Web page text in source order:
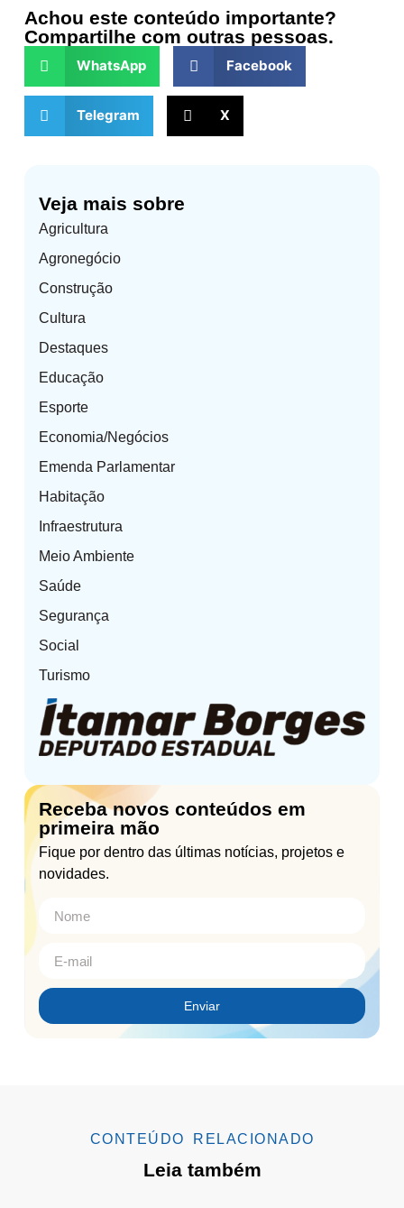
Veja mais sobre
Agricultura
Agronegócio
Construção
Cultura
Destaques
Educação
Esporte
Economia/Negócios
Emenda Parlamentar
Habitação
Infraestrutura
Meio Ambiente
Saúde
Segurança
Social
Turismo
Receba novos conteúdos em
primeira mão
Fique por dentro das últimas notícias, projetos e
novidades.
Enviar
Achou este conteúdo importante?
Compartilhe com outras pessoas.
WhatsApp Facebook
Telegram X
CONTEÚDO RELACIONADO
Leia também